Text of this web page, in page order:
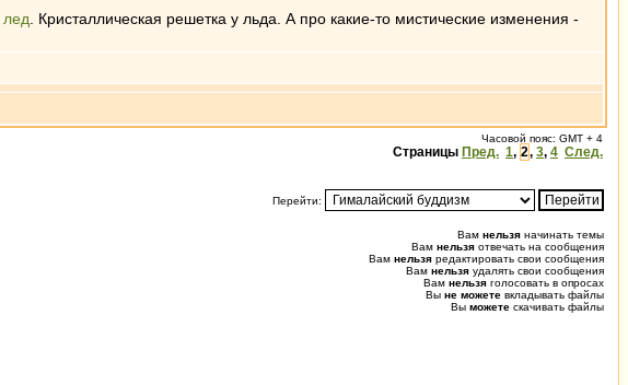
лед . Кристаллическая решетка у льда. А про какие-то мистические изменения -
Часовой пояс: GMT + 4
Страницы Пред. 1, 2, 3, 4 След.
Перейти:
Вам нельзя начинать темы
Вам нельзя отвечать на сообщения
Вам нельзя редактировать свои сообщения
Вам нельзя удалять свои сообщения
Вам нельзя голосовать в опросах
Вы не можете вкладывать файлы
Вы можете скачивать файлы